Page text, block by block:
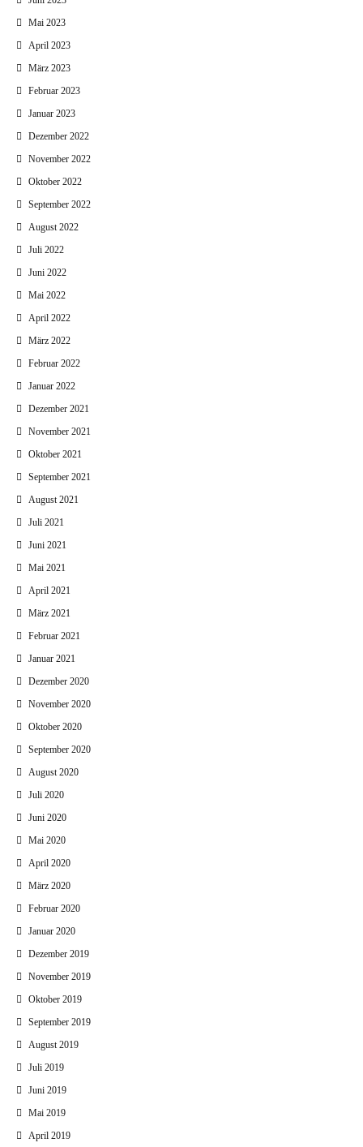
Mai 2023
April 2023
März 2023
Februar 2023
Januar 2023
Dezember 2022
November 2022
Oktober 2022
September 2022
August 2022
Juli 2022
Juni 2022
Mai 2022
April 2022
März 2022
Februar 2022
Januar 2022
Dezember 2021
November 2021
Oktober 2021
September 2021
August 2021
Juli 2021
Juni 2021
Mai 2021
April 2021
März 2021
Februar 2021
Januar 2021
Dezember 2020
November 2020
Oktober 2020
September 2020
August 2020
Juli 2020
Juni 2020
Mai 2020
April 2020
März 2020
Februar 2020
Januar 2020
Dezember 2019
November 2019
Oktober 2019
September 2019
August 2019
Juli 2019
Juni 2019
Mai 2019
April 2019